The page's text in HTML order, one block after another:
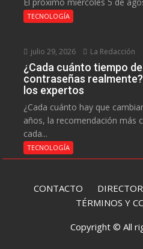
TECNOLOGÍA
julio 29, 2026 La Redacción
¿Cada cuánto tiempo
contraseñas
los expertos
¿Cada cuánto hay que
años, la recomendación más
cada...
TECNOLOGÍA
CONTACTO
TÉRMINOS Y
Copyright © All